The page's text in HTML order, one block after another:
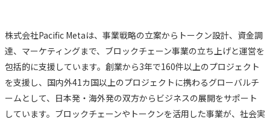
株式会社Pacific Metaは、事業戦略の立案からトークン設計、資金調
達、マーケティングまで、ブロックチェーン事業の立ち上げと運営を
包括的に支援しています。創業から3年で160件以上のプロジェクト
を支援し、国内外41カ国以上のプロジェクトに携わるグローバルチ
ームとして、日本発・海外発の双方からビジネスの展開をサポート
しています。ブロックチェーンやトークンを活用した事業が、社会実